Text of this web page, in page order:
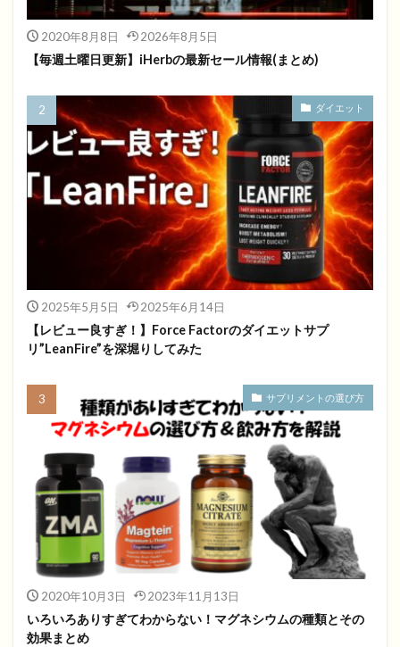
2020年8月8日 2026年8月5日
【毎週土曜日更新】iHerbの最新セール情報(まとめ)
ダイエット
2025年5月5日 2025年6月14日
【レビュー良すぎ！】Force Factorのダイエットサプ
リ”LeanFire”を深堀りしてみた
サプリメントの選び方
2020年10月3日 2023年11月13日
いろいろありすぎてわからない！マグネシウムの種類とその
効果まとめ